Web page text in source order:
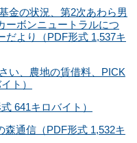
金の状況、第2次あわら男
ーボンニュートラルにつ
だより（PDF形式 1,537キ
い、農地の賃借料、PICK
ト）
641キロバイト）
通信（PDF形式 1,532キ